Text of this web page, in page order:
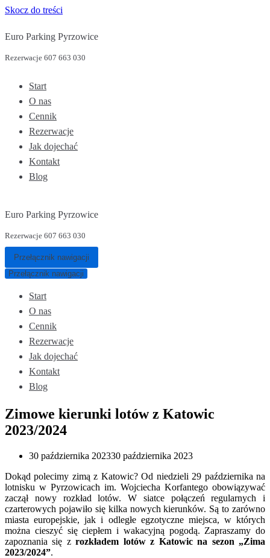
Skocz do treści
Euro Parking Pyrzowice
Rezerwacje 607 663 030
Start
O nas
Cennik
Rezerwacje
Jak dojechać
Kontakt
Blog
Euro Parking Pyrzowice
Rezerwacje 607 663 030
Przełącznik nawigacji
Przełącznik nawigacji
Start
O nas
Cennik
Rezerwacje
Jak dojechać
Kontakt
Blog
Zimowe kierunki lotów z Katowic
2023/2024
30 października 202330 października 2023
Dokąd polecimy zimą z Katowic? Od niedzieli 29 października na
lotnisku w Pyrzowicach im. Wojciecha Korfantego obowiązywać
zaczął nowy rozkład lotów. W siatce połączeń regularnych i
czarterowych pojawiło się kilka nowych kierunków. Są to zarówno
miasta europejskie, jak i odległe egzotyczne miejsca, w których
można cieszyć się ciepłem i wakacyjną pogodą. Zapraszamy do
zapoznania się zrozkładem lotów z Katowic na sezon „Zima
2023/2024”.